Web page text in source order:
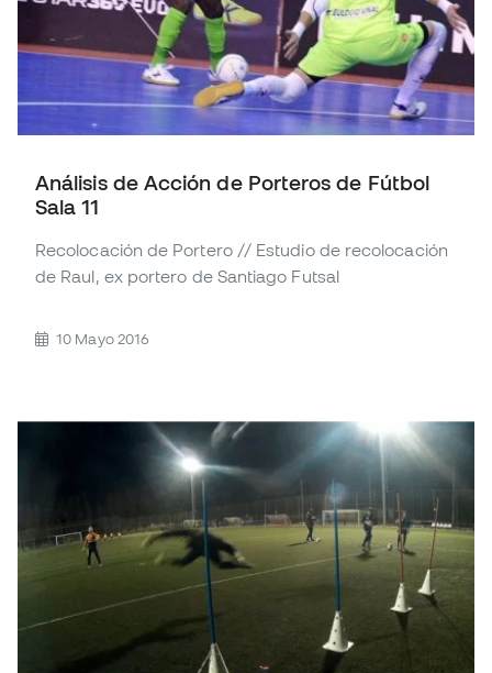
Análisis de Acción de Porteros de Fútbol
Sala 11
Recolocación de Portero // Estudio de recolocación
de Raul, ex portero de Santiago Futsal
10 Mayo 2016